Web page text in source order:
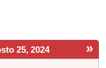
»
25, 2024